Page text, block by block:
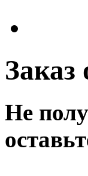
Заказ
Не